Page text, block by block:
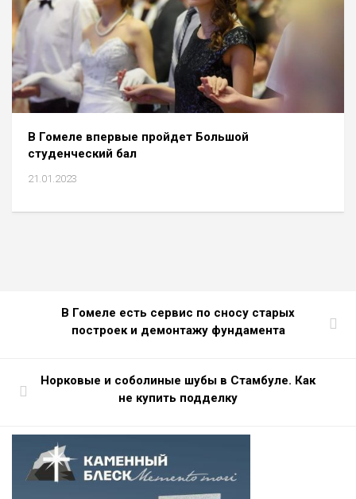
В Гомеле впервые пройдет Большой
студенческий бал
21.01.2023
В Гомеле есть сервис по сносу старых
построек и демонтажу фундамента
Норковые и соболиные шубы в Стамбуле. Как
не купить подделку